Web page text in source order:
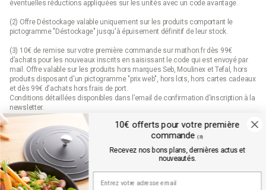
éventuelles réductions appliquées sur les unités avec un code avantage.
(2) Offre Déstockage valable uniquement sur les produits comportant le
pictogramme "Déstockage" jusqu'à épuisement définitif de leur stock.
(3) 10€ de remise sur votre première commande sur mathon.fr dès 99€
d’achats pour les nouveaux inscrits en saisissant le code qui est envoyé par
mail. Offre valable sur les produits hors marques Seb, Moulinex et Tefal, hors
produits disposant d'un pictogramme "prix web", hors lots, hors cartes cadeaux
et dès 99€ d'achats hors frais de port.
Conditions détaillées disponibles dans l’email de confirmation d’inscription à la
newsletter.
(4) Offre « Prix web » valable uniquement sur les produits comportant le
pictogramme "prix web". Les produits indiqués "prix web" sont des offres
exclusives au site mathon.fr. Offre non applicable en magasin ou en catalogue.
Mathon.fr est membre de la FEVAD (fédération du e-commerce et de la vente à
10€ offerts pour votre première
commande (3)
Recevez nos bons plans, dernières actus et
nouveautés.